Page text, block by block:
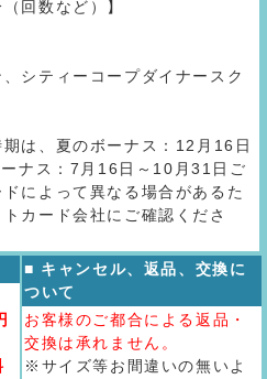
回数など）】
シティーコープダイナースク
は、夏のボーナス：12月16日
ナス：7月16日～10月31日ご
によって異なる場合があるた
カード会社にご確認くださ
■ キャンセル、返品、交換に
ついて
お客様のご都合による返品・
交換は承れません。
※サイズ等お間違いの無いよ